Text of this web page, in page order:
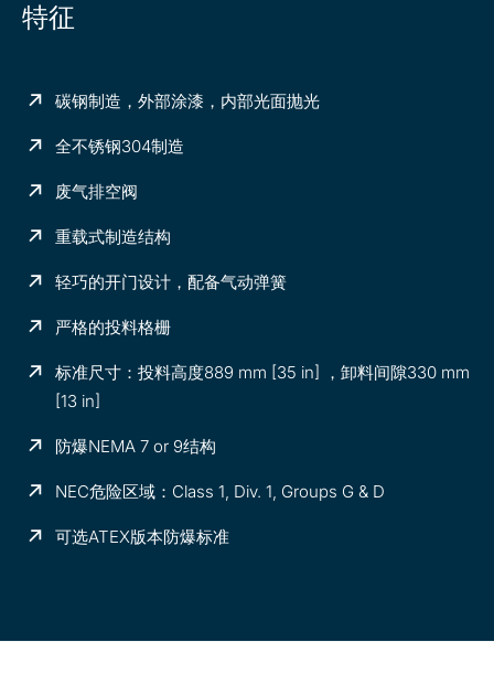
特征
碳钢制造，外部涂漆，内部光面抛光
全不锈钢304制造
废气排空阀
重载式制造结构
轻巧的开门设计，配备气动弹簧
严格的投料格栅
标准尺寸：投料高度889 mm [35 in] ，卸料间隙330 mm
[13 in]
防爆NEMA 7 or 9结构
NEC危险区域：Class 1, Div. 1, Groups G & D
可选ATEX版本防爆标准